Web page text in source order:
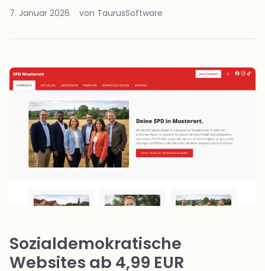
7. Januar 2026 von TaurusSoftware
Sozialdemokratische
Websites ab 4,99 EUR